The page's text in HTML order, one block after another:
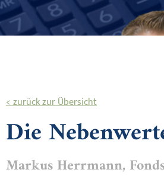
< zurück zur Übersicht
Die
Markus Herrmann,